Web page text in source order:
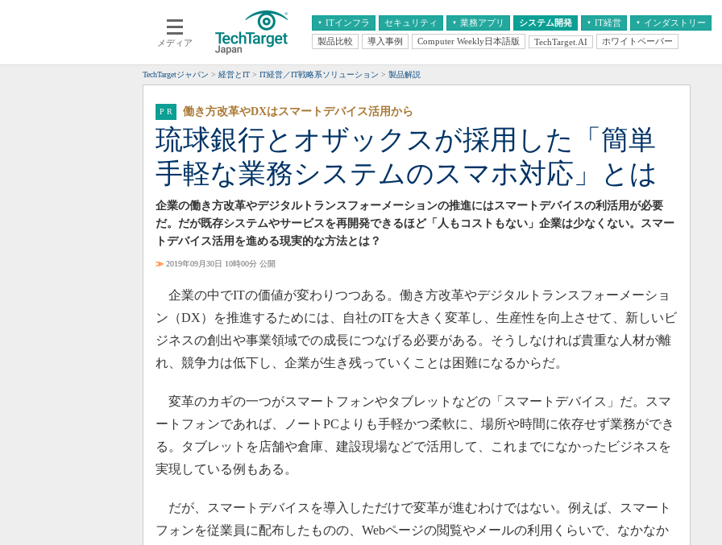
メディア
ITインフラ
クラウド
スマートモバイル
ネットワーク
システム運用管理
セキュリティ 業務アプリ
エンタープライズAI
ERP
CX
情報系システム
システム開発 IT経営
経営とIT
インダストリー
医療IT
製品比較 導入事例 Computer Weekly日本語版 TechTarget.AI ホワイトペーパー
TechTargetジャパン 経営とIT IT経営／IT戦略系ソリューション 製品解説
琉球銀行とオザックスが採用した「簡単
手軽な業務システムのスマホ対応」とは
働き方改革やDXはスマートデバイス活用から
企業の働き方改革やデジタルトランスフォーメーションの推進にはスマートデバイスの利活用が必要
だ。だが既存システムやサービスを再開発できるほど「人もコストもない」企業は少なくない。スマー
トデバイス活用を進める現実的な方法とは？
≫ 2019年09月30日 10時00分 公開
企業の中でITの価値が変わりつつある。働き方改革やデジタルトランスフォーメーショ
ン（DX）を推進するためには、自社のITを大きく変革し、生産性を向上させて、新しいビ
ジネスの創出や事業領域での成長につなげる必要がある。そうしなければ貴重な人材が離
れ、競争力は低下し、企業が生き残っていくことは困難になるからだ。
変革のカギの一つがスマートフォンやタブレットなどの「スマートデバイス」だ。スマ
ートフォンであれば、ノートPCよりも手軽かつ柔軟に、場所や時間に依存せず業務ができ
る。タブレットを店舗や倉庫、建設現場などで活用して、これまでになかったビジネスを
実現している例もある。
だが、スマートデバイスを導入しただけで変革が進むわけではない。例えば、スマート
フォンを従業員に配布したものの、Webページの閲覧やメールの利用くらいで、なかなか